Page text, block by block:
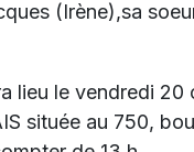
(Irène),sa
lieu le vendredi
située au 750,